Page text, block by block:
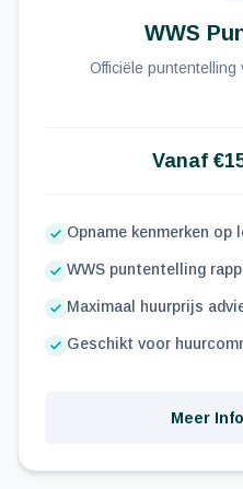
WWS
Officiële
Vanaf
Opname kenmerken op
WWS puntentelling
Maximaal huurprijs
Geschikt voor
Meer